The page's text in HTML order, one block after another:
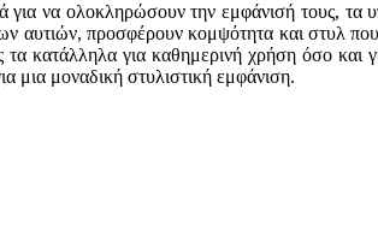
για να ολοκληρώσουν την εμφάνισή τους,
αυτιών, προσφέρουν κομψότητα και στυλ
κατάλληλα για καθημερινή χρήση όσο και
μια μοναδική στυλιστική εμφάνιση.